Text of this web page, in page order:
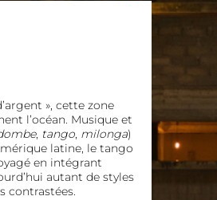
», cette zone
l’océan. Musique et
, tango, milonga)
latine, le tango
en intégrant
autant de styles
contrastées.